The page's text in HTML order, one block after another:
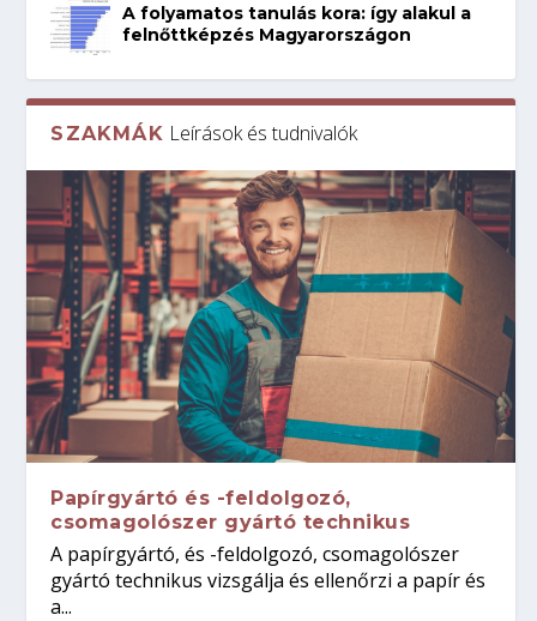
A folyamatos tanulás kora: így alakul a
felnőttképzés Magyarországon
SZAKMÁK Leírások és tudnivalók
Papírgyártó és -feldolgozó,
csomagolószer gyártó technikus
A papírgyártó, és -feldolgozó, csomagolószer
gyártó technikus vizsgálja és ellenőrzi a papír és
a...